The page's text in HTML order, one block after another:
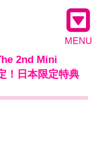
MENU
2nd Mini
！日本限定特典